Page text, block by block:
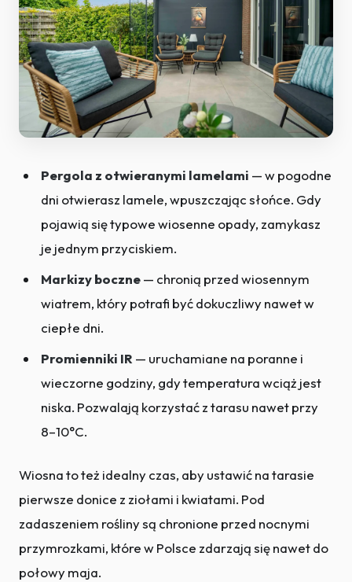
Pergola z otwieranymi lamelami — w pogodne
dni otwierasz lamele, wpuszczając słońce. Gdy
pojawią się typowe wiosenne opady, zamykasz
je jednym przyciskiem.
Markizy boczne— chronią przed wiosennym
wiatrem, który potrafi być dokuczliwy nawet w
ciepłe dni.
Promienniki IR — uruchamiane na poranne i
wieczorne godziny, gdy temperatura wciąż jest
niska. Pozwalają korzystać z tarasu nawet przy
8–10°C.
Wiosna to też idealny czas, aby ustawić na tarasie
pierwsze donice z ziołami i kwiatami. Pod
zadaszeniem rośliny są chronione przed nocnymi
przymrozkami, które w Polsce zdarzają się nawet do
połowy maja.